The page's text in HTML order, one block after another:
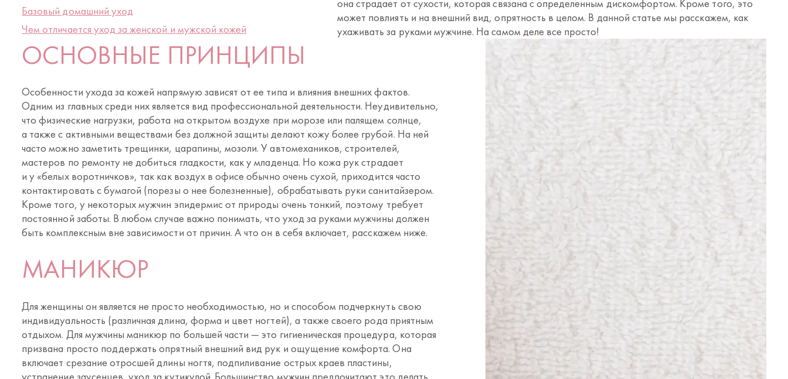
Базовый домашний уход
Чем отличается уход за женской и мужской кожей
она страдает от сухости, которая связана с определенным дискомфортом. Кроме того, это
может повлиять и на внешний вид, опрятность в целом. В данной статье мы расскажем, как
ухаживать за руками мужчине. На самом деле все просто!
ОСНОВНЫЕ ПРИНЦИПЫ
Особенности ухода за кожей напрямую зависят от ее типа и влияния внешних фактов.
Одним из главных среди них является вид профессиональной деятельности. Неудивительно,
что физические нагрузки, работа на открытом воздухе при морозе или палящем солнце,
а также с активными веществами без должной защиты делают кожу более грубой. На ней
часто можно заметить трещинки, царапины, мозоли. У автомехаников, строителей,
мастеров по ремонту не добиться гладкости, как у младенца. Но кожа рук страдает
и у «белых воротничков», так как воздух в офисе обычно очень сухой, приходится часто
контактировать с бумагой (порезы о нее болезненные), обрабатывать руки санитайзером.
Кроме того, у некоторых мужчин эпидермис от природы очень тонкий, поэтому требует
постоянной заботы. В любом случае важно понимать, что уход за руками мужчины должен
быть комплексным вне зависимости от причин. А что он в себя включает, расскажем ниже.
МАНИКЮР
Для женщины он является не просто необходимостью, но и способом подчеркнуть свою
индивидуальность (различная длина, форма и цвет ногтей), а также своего рода приятным
отдыхом. Для мужчины маникюр по большей части — это гигиеническая процедура, которая
призвана просто поддержать опрятный внешний вид рук и ощущение комфорта. Она
включает срезание отросшей длины ногтя, подпиливание острых краев пластины,